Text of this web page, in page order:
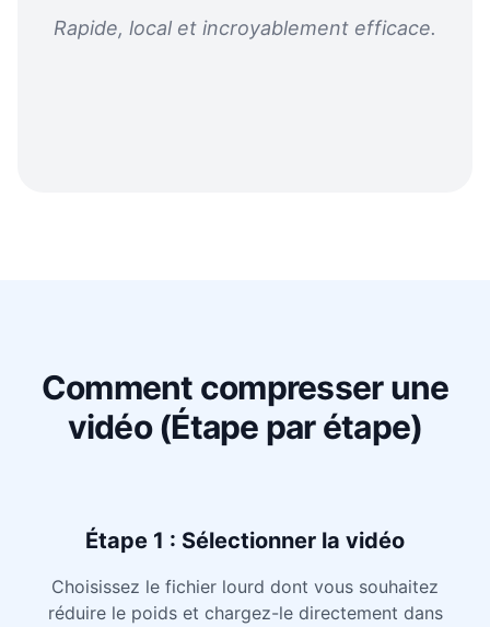
Rapide, local et incroyablement efficace.
Comment compresser une
vidéo (Étape par étape)
Étape 1 : Sélectionner la vidéo
Choisissez le fichier lourd dont vous souhaitez
réduire le poids et chargez-le directement dans